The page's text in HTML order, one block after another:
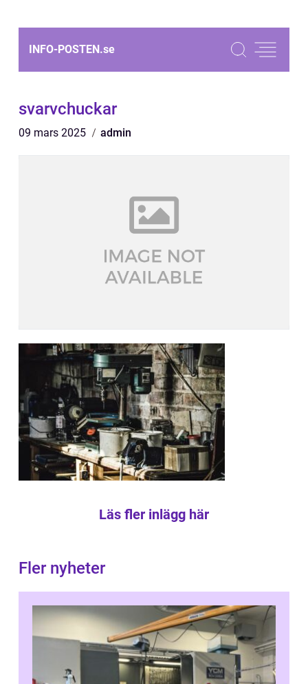
INFO-POSTEN.se
svarvchuckar
09 mars 2025 admin
Läs fler inlägg här
Fler nyheter